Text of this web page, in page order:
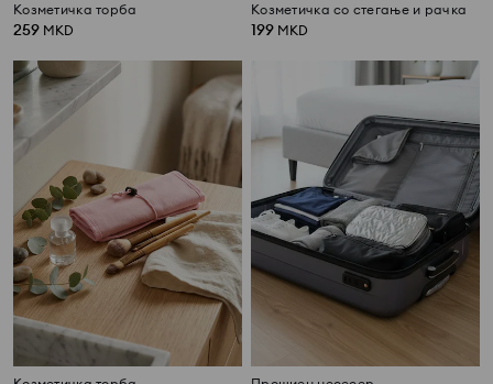
Козметичка торба
259 MKD
Козметичка со стегање и рачка
199 MKD